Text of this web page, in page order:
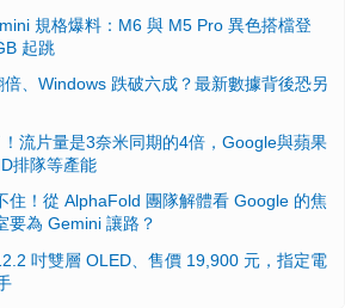
規格爆料：M6 與 M5 Pro 異色搭檔登
起跳
、Windows 跌破六成？最新數據背後恐另
流片量是3奈米同期的4倍，Google與蘋果
排隊等產能
住！從 AlphaFold 團隊解體看 Google 的焦
要為 Gemini 讓路？
吋雙層 OLED、售價 19,900 元，指定電